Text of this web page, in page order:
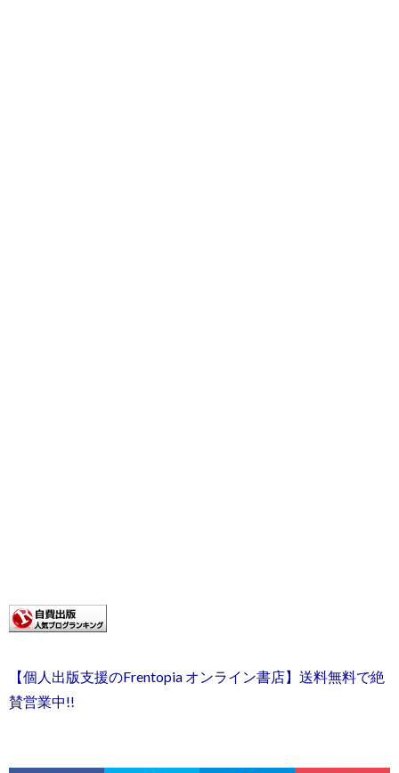
【個人出版支援のFrentopia オンライン書店】送料無料で絶
賛営業中!!